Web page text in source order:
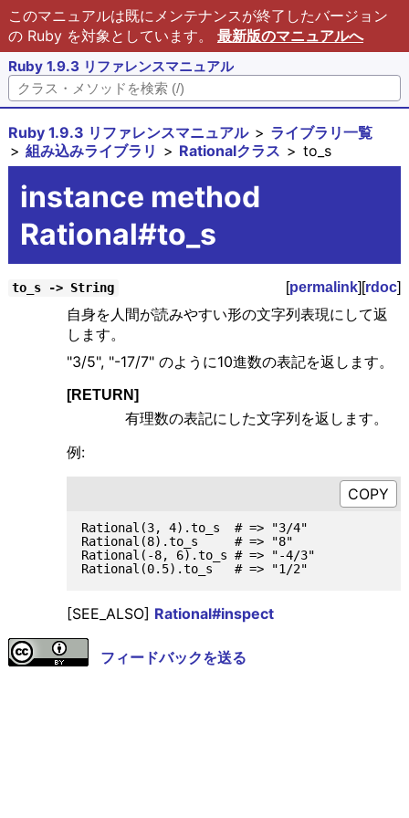
このマニュアルは既にメンテナンスが終了したバージョン
の Ruby を対象としています。 最新版のマニュアルへ
Ruby 1.9.3 リファレンスマニュアル
Ruby 1.9.3 リファレンスマニュアル
ライブラリ一覧
組み込みライブラリ
Rationalクラス to_s
instance method
Rational#to_s
to_s -> String [permalink][rdoc]
自身を人間が読みやすい形の文字列表現にして返
します。
"3/5", "-17/7" のように10進数の表記を返します。
[RETURN]
有理数の表記にした文字列を返します。
例:
Rational(3, 4).to_s  # => "3/4"
Rational(8).to_s     # => "8"
Rational(-8, 6).to_s # => "-4/3"
[SEE_ALSO] Rational#inspect
フィードバックを送る